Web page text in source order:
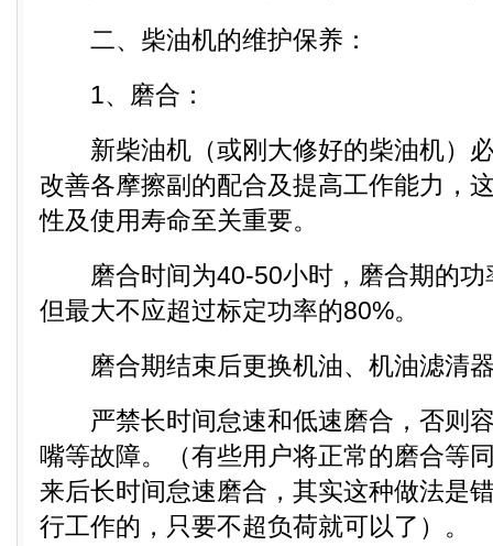
二、柴油机的维护保养：
1、磨合：
新柴油机（或刚大修好的柴油机）必
改善各摩擦副的配合及提高工作能力，
性及使用寿命至关重要。
磨合时间为40-50小时，磨合期的功
但最大不应超过标定功率的80%。
磨合期结束后更换机油、机油滤清
严禁长时间怠速和低速磨合，否则容
嘴等故障。（有些用户将正常的磨合等
来后长时间怠速磨合，其实这种做法是
行工作的，只要不超负荷就可以了）。